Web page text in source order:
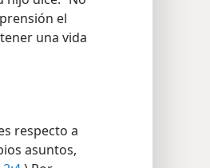
el
una vida
respecto a
asuntos,